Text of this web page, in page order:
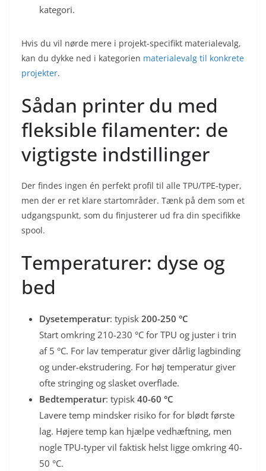
kategori.
Hvis du vil nørde mere i projekt-specifikt materialevalg,
kan du dykke ned i kategorien materialevalg til konkrete
projekter.
Sådan printer du med
fleksible filamenter: de
vigtigste indstillinger
Der findes ingen én perfekt profil til alle TPU/TPE-typer,
men der er ret klare startområder. Tænk på dem som et
udgangspunkt, som du finjusterer ud fra din specifikke
spool.
Temperaturer: dyse og
bed
Dysetemperatur: typisk 200-250 °C
Start omkring 210-230 °C for TPU og juster i trin
af 5 °C. For lav temperatur giver dårlig lagbinding
og under-ekstrudering. For høj temperatur giver
ofte stringing og slasket overflade.
Bedtemperatur: typisk 40-60 °C
Lavere temp mindsker risiko for for blødt første
lag. Højere temp kan hjælpe vedhæftning, men
nogle TPU-typer vil faktisk helst ligge omkring 40-
50 °C.